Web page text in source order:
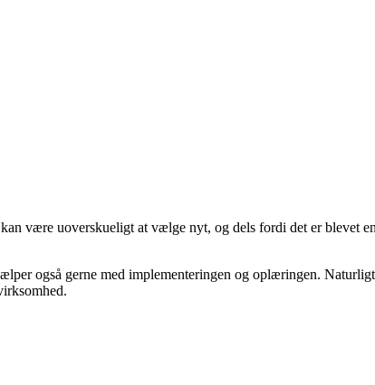
være uoverskueligt at vælge nyt, og dels fordi det er blevet
også gerne med implementeringen og oplæringen.